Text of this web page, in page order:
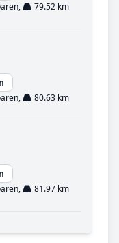
79.52 km
80.63 km
81.97 km